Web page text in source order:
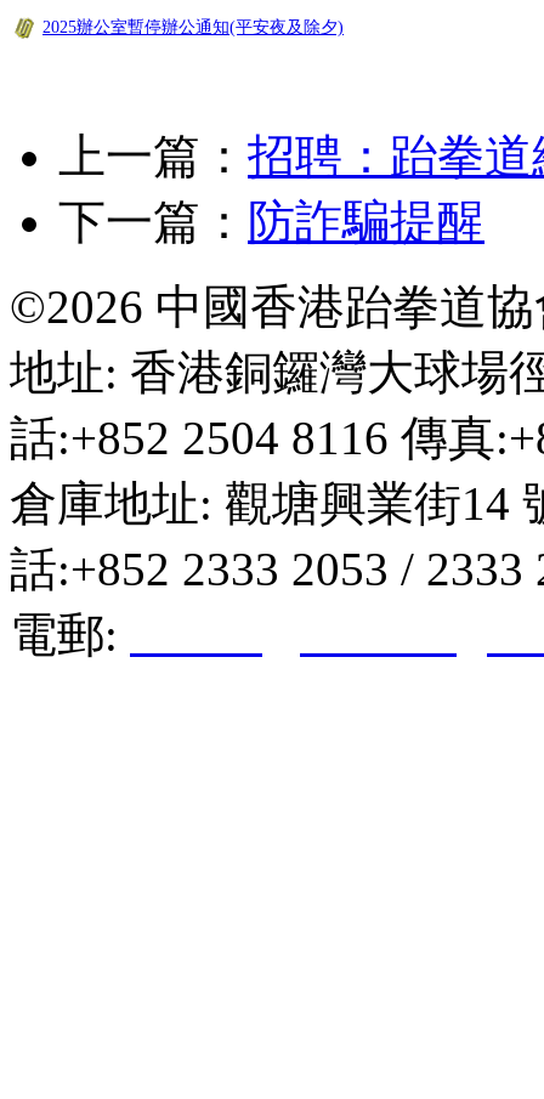
2025辦公室暫停辦公通知(平安夜及除夕)
上一篇： 招聘：跆拳
下一篇： 防詐騙提醒
©2026 中國香港跆拳道
地址: 香港銅鑼灣大球場
話:+852 2504 8116 傳真
倉庫地址: 觀塘興業街14
話:+852 2333 2053 /
電郵: